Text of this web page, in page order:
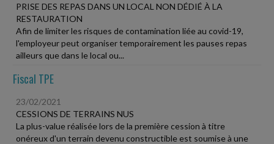
PRISE DES REPAS DANS UN LOCAL NON DÉDIÉ À LA
RESTAURATION
Afin de limiter les risques de contamination liée au covid-19,
l'employeur peut organiser temporairement les pauses repas
ailleurs que dans le local ou...
Fiscal TPE
23/02/2021
CESSIONS DE TERRAINS NUS
La plus-value réalisée lors de la première cession à titre
onéreux d'un terrain devenu constructible est soumise à une